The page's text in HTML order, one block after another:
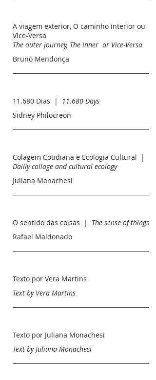
A viagem exterior, O caminho interior ou
Vice-Versa
The outer journey, The inner or Vice-Versa
Bruno Mendonça
11.680 Dias |
11.680 Days
Sidney Philocreon
Colagem Cotidiana e Ecologia Cultural |
Dailly collage and cultural ecology
Juliana Monachesi
O sentido das coisas | The sense of things
Rafael Maldonado
Texto por Vera Martins
Text by Vera Martins
Texto por Juliana Monachesi
Text by Juliana Monachesi